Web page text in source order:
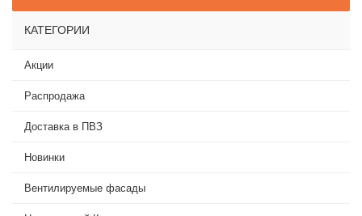
КАТЕГОРИИ
Акции
Распродажа
Доставка в ПВЗ
Новинки
Вентилируемые фасады